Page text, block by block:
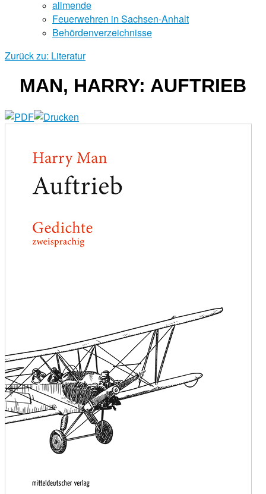
allmende
Feuerwehren in Sachsen-Anhalt
Behördenverzeichnisse
Zurück zu: Literatur
MAN, HARRY: AUFTRIEB